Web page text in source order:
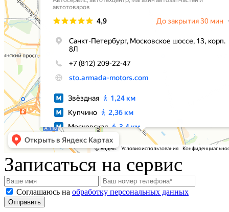
Записаться на сервис
Соглашаюсь на обработку персональных данных